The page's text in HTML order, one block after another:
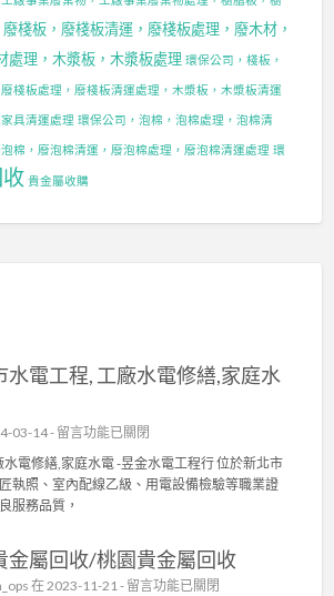
棧板，廢棧板清運，廢棧板處理，廢木材，
處理，木漿板，木漿板處理 環保公司，棧板，
棧板處理，廢棧板清運處理，木漿板，木漿板清運
具清運處理 環保公司，泡棉，泡棉處理，泡棉清
棉，廢泡棉清運，廢泡棉處理，廢泡棉清運處理 環
貴金屬收購
水電工程, 工廠水電修繕,家庭水
03-14 -在
〈
新
北
市
電
工
留言功能已關閉
電修繕,家庭水電 -昱金水電工程行 位於新北市
執照、室內配線乙級、用電設備檢驗等職業證
服務品質，
金屬回收/桃園貴金屬回收
在 2023-11-21 - 在
留言功能已關閉